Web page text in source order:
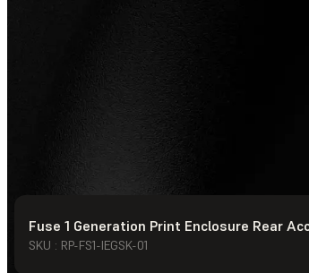
Fuse 1 Generation Print Enclosure Rear
SKU : RP-FS1-IEGSK-01
© Formlabs